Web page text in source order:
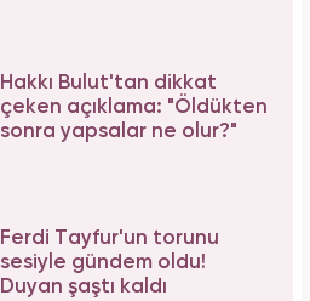
Hakkı Bulut'tan dikkat
çeken açıklama: "Öldükten
sonra yapsalar ne olur?"
Ferdi Tayfur'un torunu
sesiyle gündem oldu!
Duyan şaştı kaldı